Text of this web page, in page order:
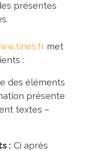
présentes
met
:
des éléments
présente
textes –
: Ci après